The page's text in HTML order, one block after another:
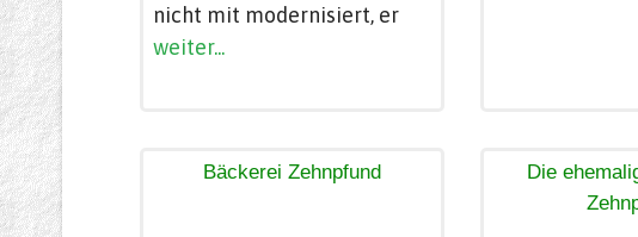
nicht mit modernisiert, er
weiter...
Bäckerei Zehnpfund
Die